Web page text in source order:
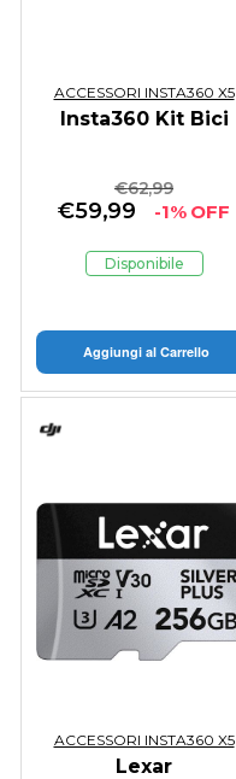
ACCESSORI INSTA360 X5
Insta360 Kit Bici
€62,99
€59,99 -1% OFF
Disponibile
Aggiungi al Carrello
ACCESSORI INSTA360 X5
Lexar